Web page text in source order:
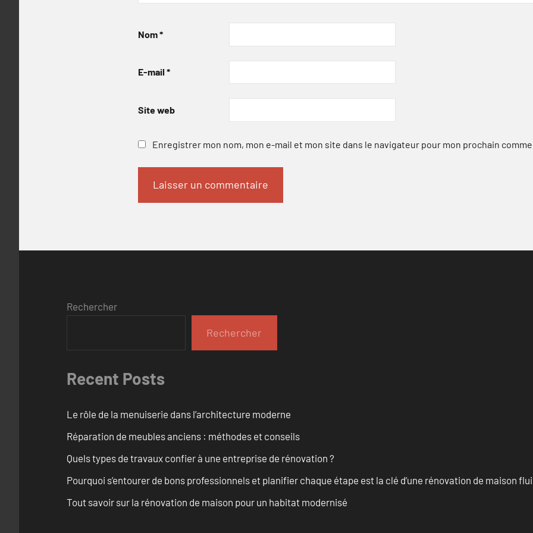
Nom*
E-mail *
Site web
Enregistrer mon nom, mon e-mail et mon site dans le navigateur pour mon prochain
Rechercher
Rechercher
Recent Posts
Le rôle de la menuiserie dans l’architecture moderne
Réparation de meubles anciens : méthodes et conseils
Quels types de travaux confier à une entreprise de rénovation ?
Pourquoi s’entourer de bons professionnels et planifier chaque étape est la clé d’une rénovation de maison
Tout savoir sur la rénovation de maison pour un habitat modernisé